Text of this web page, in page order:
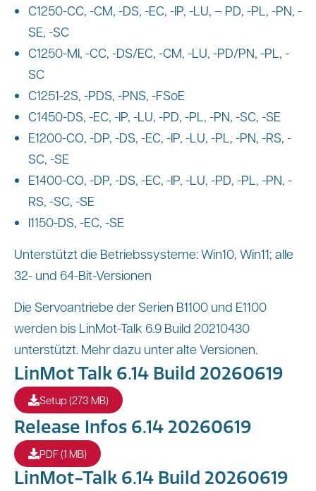
C1250-CC, -CM, -DS, -EC, -IP, -LU, – PD, -PL, -PN, -
SE, -SC
C1250-MI, -CC, -DS/EC, -CM, -LU, -PD/PN, -PL, -
SC
C1251-2S, -PDS, -PNS, -FSoE
C1450-DS, -EC, -IP, -LU, -PD, -PL, -PN, -SC, -SE
E1200-CO, -DP, -DS, -EC, -IP, -LU, -PL, -PN, -RS, -
SC, -SE
E1400-CO, -DP, -DS, -EC, -IP, -LU, -PD, -PL, -PN, -
RS, -SC, -SE
I1150-DS, -EC, -SE
Unterstützt die Betriebssysteme: Win10, Win11; alle
32- und 64-Bit-Versionen
Die Servoantriebe der Serien B1100 und E1100
werden bis LinMot-Talk 6.9 Build 20210430
unterstützt. Mehr dazu unter alte Versionen.
LinMot Talk 6.14 Build 20260619
Setup (273 MB)
Release Infos 6.14 20260619
PDF (1 MB)
LinMot-Talk 6.14 Build 20260619